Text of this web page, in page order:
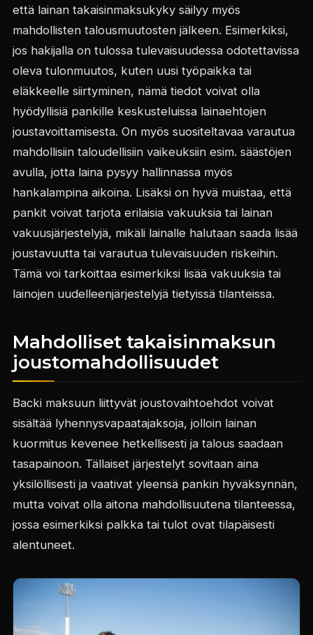
että lainan takaisinmaksukyky säilyy myös
mahdollisten talousmuutosten jälkeen. Esimerkiksi,
jos hakijalla on tulossa tulevaisuudessa odotettavissa
oleva tulonmuutos, kuten uusi työpaikka tai
eläkkeelle siirtyminen, nämä tiedot voivat olla
hyödyllisiä pankille keskusteluissa lainaehtojen
joustavoittamisesta. On myös suositeltavaa varautua
mahdollisiin taloudellisiin vaikeuksiin esim. säästöjen
avulla, jotta laina pysyy hallinnassa myös
hankalampina aikoina. Lisäksi on hyvä muistaa, että
pankit voivat tarjota erilaisia vakuuksia tai lainan
vakuusjärjestelyjä, mikäli lainalle halutaan saada lisää
joustavuutta tai varautua tulevaisuuden riskeihin.
Tämä voi tarkoittaa esimerkiksi lisää vakuuksia tai
lainojen uudelleenjärjestelyjä tietyissä tilanteissa.
Mahdolliset takaisinmaksun
joustomahdollisuudet
Backi maksuun liittyvät joustovaihtoehdot voivat
sisältää lyhennysvapaatajaksoja, jolloin lainan
kuormitus kevenee hetkellisesti ja talous saadaan
tasapainoon. Tällaiset järjestelyt sovitaan aina
yksilöllisesti ja vaativat yleensä pankin hyväksynnän,
mutta voivat olla aitona mahdollisuutena tilanteessa,
jossa esimerkiksi palkka tai tulot ovat tilapäisesti
alentuneet.